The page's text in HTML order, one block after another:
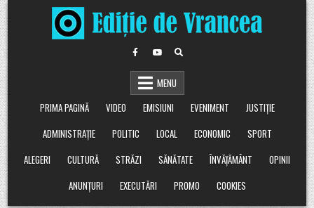
Skip
to
content
MENU
PRIMA PAGINĂ
VIDEO EMISIUNI EVENIMENT
JUSTIȚIE
ADMINISTRAȚIE
POLITIC LOCAL ECONOMIC
SPORT
ALEGERI
CULTURĂ STRĂZI SĂNĂTATE ÎNVĂȚĂMÂNT
OPINII
ANUNȚURI
EXECUTĂRI PROMO COOKIES